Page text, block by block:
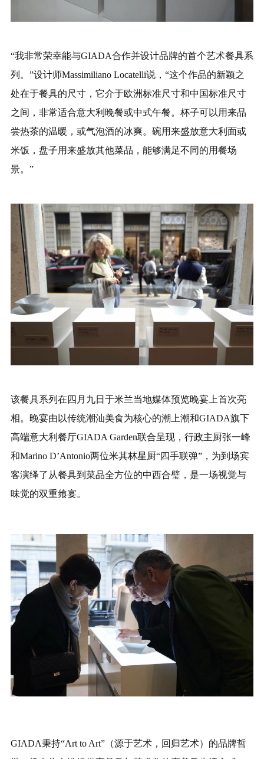
“我非常荣幸能与GIADA合作并设计品牌的首个艺术餐具系
列。”设计师Massimiliano Locatelli说，“这个作品的新颖之
处在于餐具的尺寸，它介于欧洲标准尺寸和中国标准尺寸
之间，非常适合意大利晚餐或中式午餐。杯子可以用来品
尝热茶的温暖，或气泡酒的冰爽。碗用来盛放意大利面或
米饭，盘子用来盛放其他菜品，能够满足不同的用餐场
景。”
该餐具系列在四月九日于米兰当地媒体预览晚宴上首次亮
相。晚宴由以传统潮汕美食为核心的潮上潮和GIADA旗下
高端意大利餐厅GIADA Garden联合呈现，行政主厨张一峰
和Marino D’Antonio两位米其林星厨“四手联弹”，为到场宾
客演绎了从餐具到菜品全方位的中西合璧，是一场视觉与
味觉的双重飨宴。
GIADA秉持“Art to Art”（源于艺术，回归艺术）的品牌哲